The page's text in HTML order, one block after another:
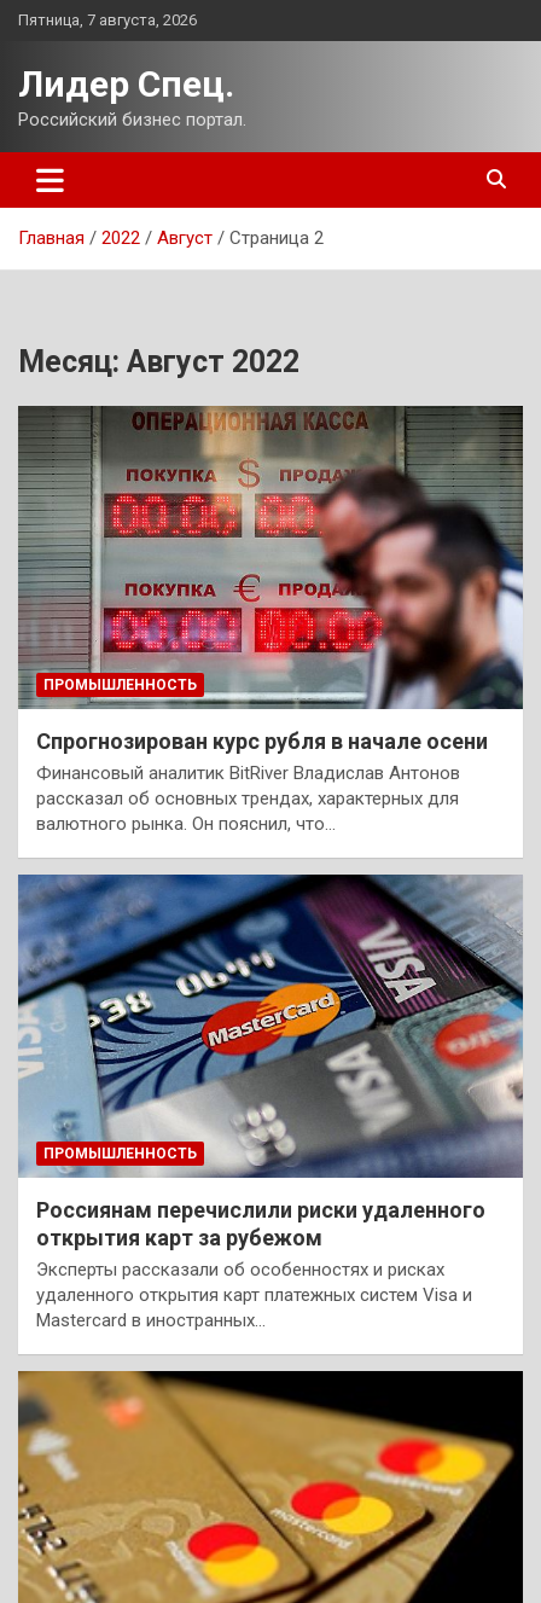
Перейти
Пятница, 7 августа, 2026
Лидер Спец.
Российский бизнес портал.
Главная 2022 Август Страница 2
Месяц: Август 2022
ПРОМЫШЛЕННОСТЬ
Спрогнозирован курс рубля в начале осени
Финансовый аналитик BitRiver Владислав Антонов
рассказал об основных трендах, характерных для
валютного рынка. Он пояснил, что…
ПРОМЫШЛЕННОСТЬ
Россиянам перечислили риски удаленного
открытия карт за рубежом
Эксперты рассказали об особенностях и рисках
удаленного открытия карт платежных систем Visa и
Mastercard в иностранных…